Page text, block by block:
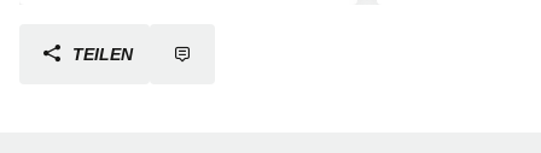
TEILEN